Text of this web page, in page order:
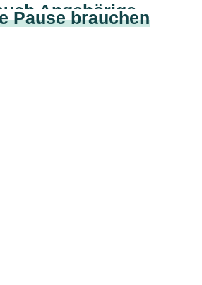
Angehörige
Pause brauchen